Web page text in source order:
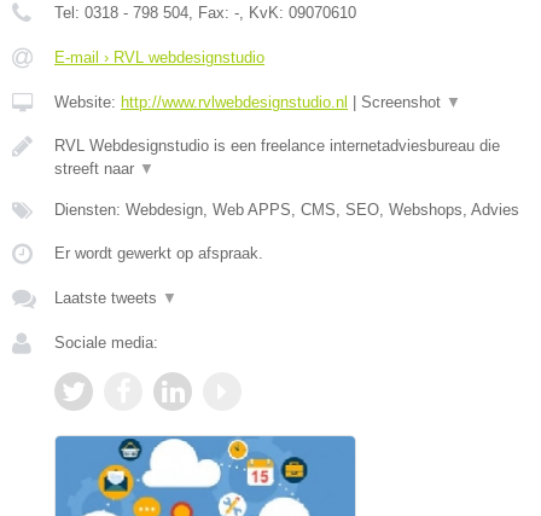
Tel: 0318 - 798 504, Fax: -, KvK: 09070610
E-mail › RVL webdesignstudio
Website: http://www.rvlwebdesignstudio.nl Screenshot ▼
RVL Webdesignstudio is een freelance internetadviesbureau die
streeft naar ▼
Diensten: Webdesign, Web APPS, CMS, SEO, Webshops, Advies
Er wordt gewerkt op afspraak.
Laatste tweets ▼
Sociale media: